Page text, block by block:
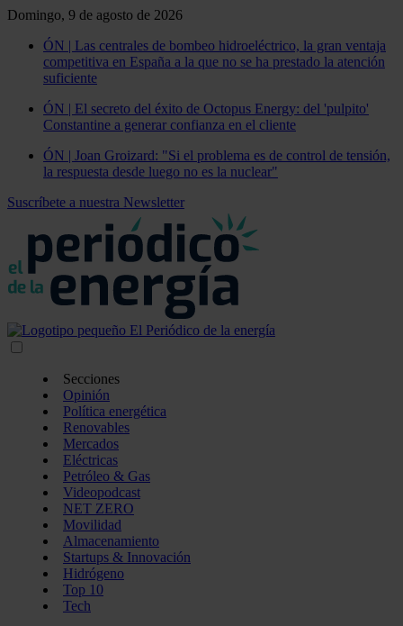
Domingo, 9 de agosto de 2026
ÓN | Las centrales de bombeo hidroeléctrico, la gran ventaja
competitiva en España a la que no se ha prestado la atención
suficiente
ÓN | El secreto del éxito de Octopus Energy: del 'pulpito'
Constantine a generar confianza en el cliente
ÓN | Joan Groizard: "Si el problema es de control de tensión,
la respuesta desde luego no es la nuclear"
Suscríbete a nuestra Newsletter
Secciones
Opinión
Política energética
Renovables
Mercados
Eléctricas
Petróleo & Gas
Videopodcast
NET ZERO
Movilidad
Almacenamiento
Startups & Innovación
Hidrógeno
Top 10
Tech